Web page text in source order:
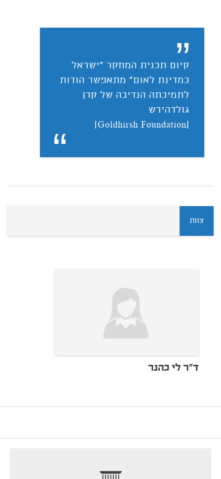
קיום תכנית המחקר "ישראל
כמדינת לאום" מתאפשר הודות
לתמיכתה הנדיבה של קרן
גולדהירש
(Goldhirsh Foundation)
צוות
ד“ר לי כהנר